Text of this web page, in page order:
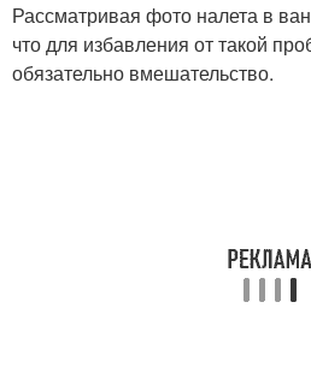
Рассматривая фото налета в
что для избавления от такой
обязательно вмешательство.